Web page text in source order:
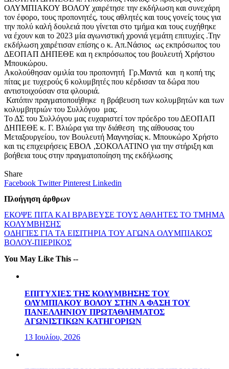
ΟΛΥΜΠΙΑΚΟΥ ΒΟΛΟΥ χαιρέτησε την εκδήλωση και συνεχάρη
τον έφορο, τους προπονητές, τους αθλητές και τους γονείς τους για
την πολύ καλή δουλειά που γίνεται στο τμήμα και τους ευχήθηκε
να έχουν και το 2023 μία αγωνιστική χρονιά γεμάτη επιτυχίες .Την
εκδήλωση χαιρέτισαν επίσης ο κ. Απ.Νάσιος ως εκπρόσωπος του
ΔΕΟΠΑΠ ΔΗΠΕΘΕ και η εκπρόσωπος του βουλευτή Χρήστου
Μπουκώρου.
Ακολούθησαν ομιλία του προπονητή Γρ.Μαντά και η κοπή της
πίτας με τυχερούς 6 κολυμβητές που κέρδισαν τα δώρα που
αντιστοιχούσαν στα φλουριά.
Κατόπιν πραγματοποιήθηκε η βράβευση των κολυμβητών και των
κολυμβητριών του Συλλόγου μας.
Το ΔΣ του Συλλόγου μας ευχαριστεί τον πρόεδρο του ΔΕΟΠΑΠ
ΔΗΠΕΘΕ κ. Γ. Βλιώρα για την διάθεση της αίθουσας του
Μεταξουργείου, τον Βουλευτή Μαγνησίας κ. Μπουκώρο Χρήστο
και τις επιχειρήσεις ΕΒΟΛ ,ΣΟΚΟΛΑΤΙΝΟ για την στήριξη και
βοήθεια τους στην πραγματοποίηση της εκδήλωσης
Share
Facebook TwitterPinterest Linkedin
Πλοήγηση άρθρων
ΕΚΟΨΕ ΠΙΤΑ ΚΑΙ ΒΡΑΒΕΥΣΕ ΤΟΥΣ ΑΘΛΗΤΕΣ ΤΟ ΤΜΗΜΑ
ΚΟΛΥΜΒΗΣΗΣ
ΟΔΗΓΙΕΣ ΓΙΑ ΤΑ ΕΙΣΙΤΗΡΙΑ ΤΟΥ ΑΓΩΝΑ ΟΛΥΜΠΙΑΚΟΣ
ΒΟΛΟΥ-ΠΙΕΡΙΚΟΣ
You May Like This --
ΕΠΙΤΥΧΙΕΣ ΤΗΣ ΚΟΛΥΜΒΗΣΗΣ ΤΟΥ
ΟΛΥΜΠΙΑΚΟΥ ΒΟΛΟΥ ΣΤΗΝ Α ΦΑΣΗ ΤΟΥ
ΠΑΝΕΛΛΗΝΙΟΥ ΠΡΩΤΑΘΛΗΜΑΤΟΣ
ΑΓΩΝΙΣΤΙΚΩΝ ΚΑΤΗΓΟΡΙΩΝ
13 Ιουλίου, 2026